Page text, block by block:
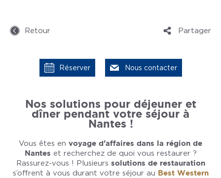
Retour Partager
Réserver Nous contacter
Nos solutions pour déjeuner et
dîner pendant votre séjour à
Nantes !
Vous êtes en voyage d’affaires dans la région de
Nantes et recherchez de quoi vous restaurer ?
Rassurez-vous ! Plusieurs solutions de restauration
s’offrent à vous durant votre séjour au Best Western